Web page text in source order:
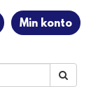
Min konto